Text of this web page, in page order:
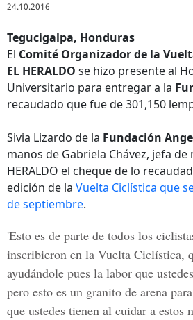
24.10.2016
Tegucigalpa, Honduras
El Comité Organizador de la
EL HERALDO se hizo presente al
Universitario para entregar a la
recaudado que fue de 301,150
Sivia Lizardo de la Fundación
manos de Gabriela Chávez, jefa de
HERALDO el cheque de lo
edición de la Vuelta Ciclística que
de septiembre.
'Esto es de parte de todos los
inscribieron en la Vuelta Ciclística,
ayudándole pues la labor que
pero esto es un granito de arena
que ustedes tienen al cuidar a estos